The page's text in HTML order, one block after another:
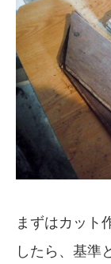
まずはカット
したら、基準